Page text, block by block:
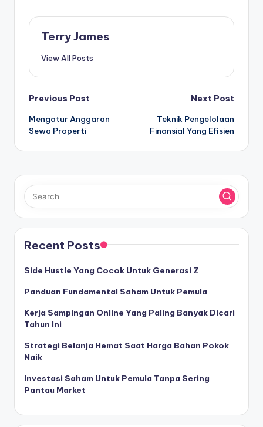
Terry James
View All Posts
Post
navigation
Previous Post
Mengatur Anggaran
Sewa Properti
Next Post
Teknik Pengelolaan
Finansial Yang Efisien
Recent Posts
Side Hustle Yang Cocok Untuk Generasi Z
Panduan Fundamental Saham Untuk Pemula
Kerja Sampingan Online Yang Paling Banyak Dicari
Tahun Ini
Strategi Belanja Hemat Saat Harga Bahan Pokok
Naik
Investasi Saham Untuk Pemula Tanpa Sering
Pantau Market